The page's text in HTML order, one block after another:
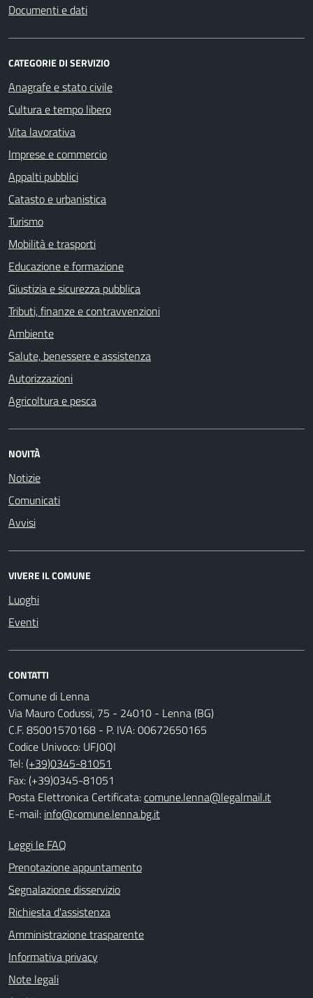
Documenti e dati
CATEGORIE DI SERVIZIO
Anagrafe e stato civile
Cultura e tempo libero
Vita lavorativa
Imprese e commercio
Appalti pubblici
Catasto e urbanistica
Turismo
Mobilità e trasporti
Educazione e formazione
Giustizia e sicurezza pubblica
Tributi, finanze e contravvenzioni
Ambiente
Salute, benessere e assistenza
Autorizzazioni
Agricoltura e pesca
NOVITÀ
Notizie
Comunicati
Avvisi
VIVERE IL COMUNE
Luoghi
Eventi
CONTATTI
Comune di Lenna
Via Mauro Codussi, 75 - 24010 - Lenna (BG)
C.F. 85001570168 - P. IVA: 00672650165
Codice Univoco: UFJ0QI
Tel:(+39)0345-81051
Fax: (+39)0345-81051
Posta Elettronica Certificata:comune.lenna@legalmail.it
E-mail: info@comune.lenna.bg.it
Leggi le FAQ
Prenotazione appuntamento
Segnalazione disservizio
Richiesta d'assistenza
Amministrazione trasparente
Informativa privacy
Note legali